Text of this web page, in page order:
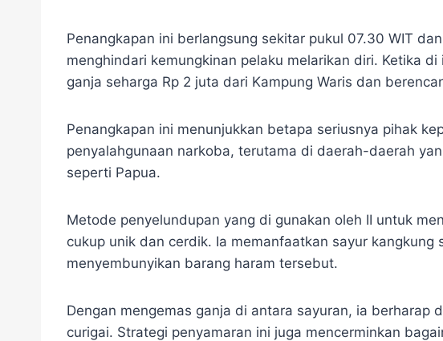
Penangkapan ini berlangsung sekitar pukul 07.30 WIT
menghindari kemungkinan pelaku melarikan diri. Ketika
ganja seharga Rp 2 juta dari Kampung Waris dan
Penangkapan ini menunjukkan betapa seriusnya pihak
penyalahgunaan narkoba, terutama di daerah-daerah
seperti Papua.
Metode penyelundupan yang di gunakan oleh II untuk
cukup unik dan cerdik. Ia memanfaatkan sayur kangkung
menyembunyikan barang haram tersebut.
Dengan mengemas ganja di antara sayuran, ia berharap
curigai. Strategi penyamaran ini juga mencerminkan